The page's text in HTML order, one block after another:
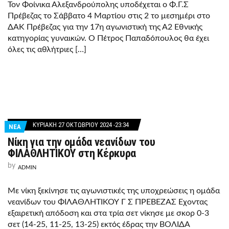
Τον Φοίνικα Αλεξανδρούπολης υποδέχεται ο Φ.Γ.Σ
Πρέβεζας το Σάββατο 4 Μαρτίου στις 2 το μεσημέρι στο
ΔΑΚ Πρέβεζας για την 17η αγωνιστική της Α2 Εθνικής
κατηγορίας γυναικών. Ο Πέτρος Παπαδόπουλος θα έχει
όλες τις αθλήτριες […]
ΝΕΑ ΚΥΡΙΑΚΉ 27 ΟΚΤΩΒΡΊΟΥ 2024 -23:34
Νίκη για την ομάδα νεανίδων του
ΦΙΛΑΘΛΗΤΙΚΟΥ στη Κέρκυρα
by ADMIN
Με νίκη ξεκίνησε τις αγωνιστικές της υποχρεώσεις η ομάδα
νεανίδων του ΦΙΛΑΘΛΗΤΙΚΟΥ Γ Σ ΠΡΕΒΕΖΑΣ Έχοντας
εξαιρετική απόδοση και στα τρία σετ νίκησε με σκορ 0-3
σετ (14-25, 11-25, 13-25) εκτός έδρας την ΒΟΛΙΔΑ